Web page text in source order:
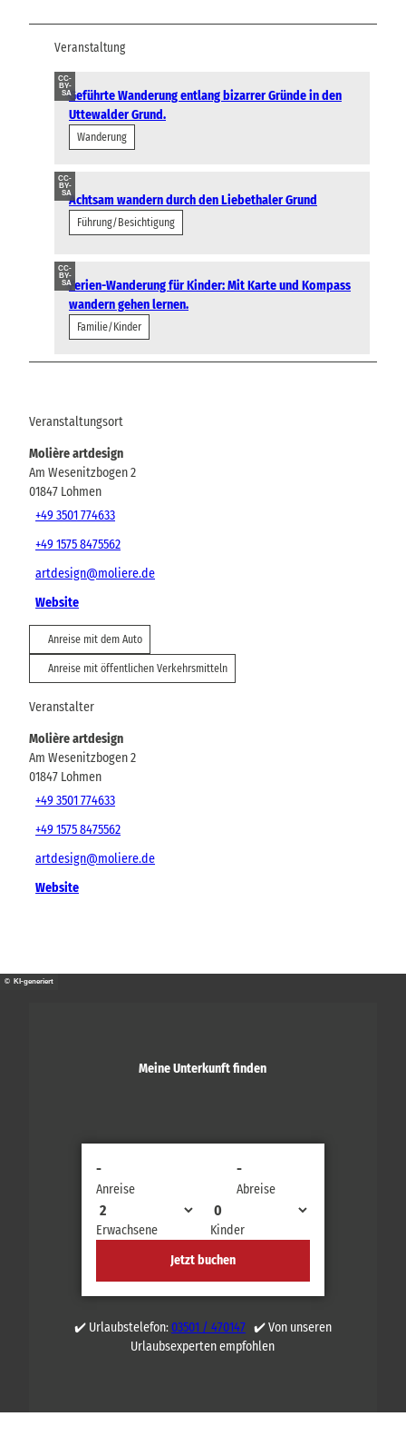
Veranstaltung
CC-
BY-
SAGeführte Wanderung entlang bizarrer Gründe in den
Uttewalder Grund.
Wanderung
CC-
BY-
SAAchtsam wandern durch den Liebethaler Grund
Führung/Besichtigung
CC-
BY-
SAFerien-Wanderung für Kinder: Mit Karte und Kompass
wandern gehen lernen.
Familie/Kinder
Veranstaltungsort
Molière artdesign
Am Wesenitzbogen 2
01847 Lohmen
+49 3501 774633
+49 1575 8475562
artdesign@moliere.de
Website
Anreise mit dem Auto
Anreise mit öffentlichen Verkehrsmitteln
Veranstalter
Molière artdesign
Am Wesenitzbogen 2
01847 Lohmen
+49 3501 774633
+49 1575 8475562
artdesign@moliere.de
Website
© KI-generiert
Meine Unterkunft finden
Anreise
-
Abreise
-
Erwachsene
Kinder
Jetzt buchen
✔️ Urlaubstelefon:03501 / 470147✔️ Von unseren
Urlaubsexperten empfohlen